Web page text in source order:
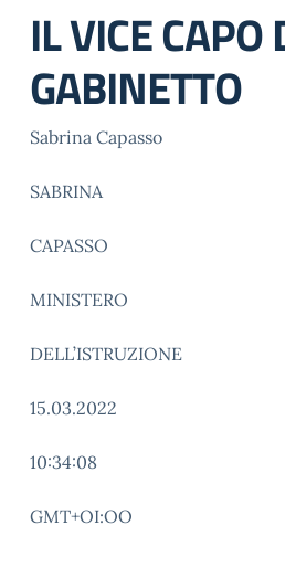
IL VICE CAPO
GABINETTO
Sabrina Capasso
SABRINA
CAPASSO
MINISTERO
DELL’ISTRUZIONE
15.03.2022
10:34:08
GMT+OI:OO